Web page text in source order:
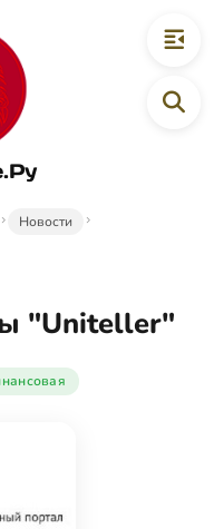
Новости
"Uniteller"